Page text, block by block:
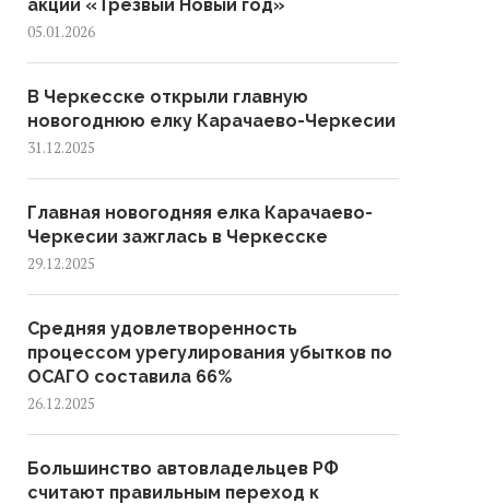
акции «Трезвый Новый год»
05.01.2026
В Черкесске открыли главную
новогоднюю елку Карачаево-Черкесии
31.12.2025
Главная новогодняя елка Карачаево-
Черкесии зажглась в Черкесске
29.12.2025
Средняя удовлетворенность
процессом урегулирования убытков по
ОСАГО составила 66%
26.12.2025
Большинство автовладельцев РФ
считают правильным переход к